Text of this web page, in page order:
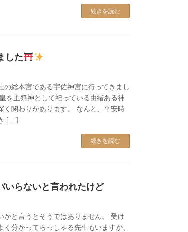
続きを読む
した
の総本宮である宇佐神宮に行ってきまし
を主祭神として祀っている由緒ある神
く関わりがあります。 なんと、平安時
[…]
続きを読む
いらないと言われたけど
かと言うとそうではありません。 受け
分かってらっしゃる先生もいますが、